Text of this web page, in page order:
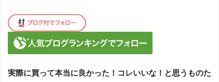
実際に買って本当に良かった！コレいいな！と思うものた